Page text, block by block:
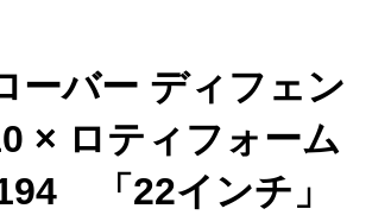
ーバー ディフェン
× ロティフォーム
「22インチ」